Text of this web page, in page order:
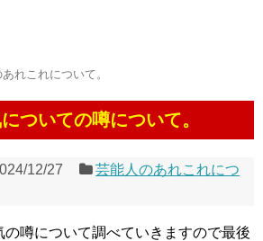
れこれについて。
ついての噂について。
12/27
芸能人のあれこれにつ
噂について調べていきますので最後